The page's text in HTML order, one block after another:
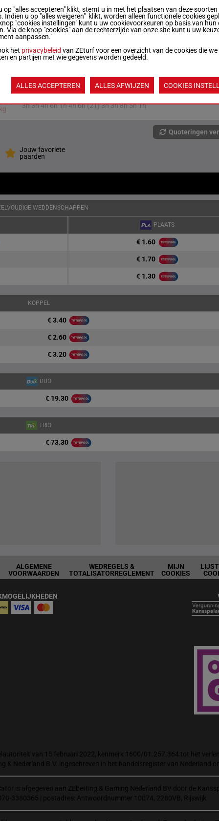
kg 5h 3s 4h 2h 6h 3h (21) 7s 5s 5h 2h 5h 3h
kg
5h 10h 1h (21) 7h 7h 2h 5h As As As (20) As
As
5s 3s (21) 1h 3s 2h 7s 3s 8s 8s (20) 5s 6h 8h
kg
3h 3h 4h 6h Th 4h 6h (21) 3h 3h 8h 5h 1h
Quoteringen
Jouw favoriete
paarden
WEDDENSCHAPPEN
PLAATS
€ 1.60
€ 1.70
€ 1.30
KOPPEL
€ 3.40
€ 2.60
€ 3.20
DUO
€ 19.30
TRIO
€ 73.30
ALGEMENE
VOORWAARDEN
WEDREGELS &
TOTALISATORREGLEMENT
MIJN
COOKIES
van 15 februari 2022, kenmerk 1600/01.257.364 tot het
& Nederland B.V. ingeschreven in het handelsregister van Nederland
is afgegeven aan ZEbetting & Gaming Nederland BV door de
3380365 | postadres: Antwoordnummer 10074, 2280VB, Rijswijk.
op "alles accepteren" klikt, stemt u in met het plaatsen van deze soorten
Indien u op "alles weigeren" klikt, worden alleen functionele cookies
"cookies instellingen" kunt u uw cookievoorkeuren op basis van hun
Via de knop "cookies" aan de rechterzijde van onze site kunt u uw
aanpassen."
het privacybeleid van ZEturf voor een overzicht van de cookies die we
en partijen met wie gegevens worden gedeeld.
ALLES ACCEPTEREN ALLES AFWIJZEN COOKIES